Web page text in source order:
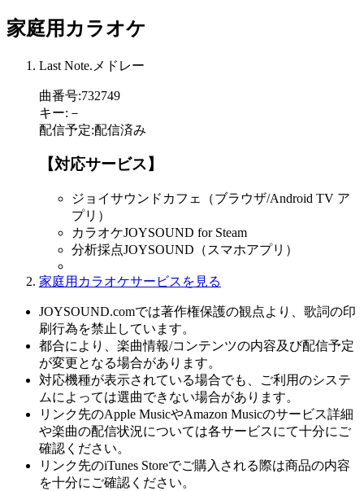
家庭用カラオケ
Last Note.メドレー
曲番号:732749
キー: －
配信予定:配信済み
【対応サービス】
ジョイサウンドカフェ（ブラウザ/Android TV ア
プリ）
カラオケJOYSOUND for Steam
分析採点JOYSOUND（スマホアプリ）
家庭用カラオケサービスを見る
JOYSOUND.comでは著作権保護の観点より、歌詞の印
刷行為を禁止しています。
都合により、楽曲情報/コンテンツの内容及び配信予定
が変更となる場合があります。
対応機種が表示されている場合でも、ご利用のシステ
ムによっては選曲できない場合があります。
リンク先のApple MusicやAmazon Musicのサービス詳細
や楽曲の配信状況については各サービスにて十分にご
確認ください。
リンク先のiTunes Storeでご購入される際は商品の内容
を十分にご確認ください。